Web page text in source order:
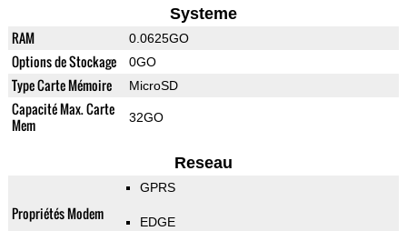
Systeme
RAM 0.0625GO
Options de Stockage 0GO
Type Carte Mémoire MicroSD
Capacité Max. Carte
Mem
32GO
Reseau
Propriétés Modem
GPRS
EDGE